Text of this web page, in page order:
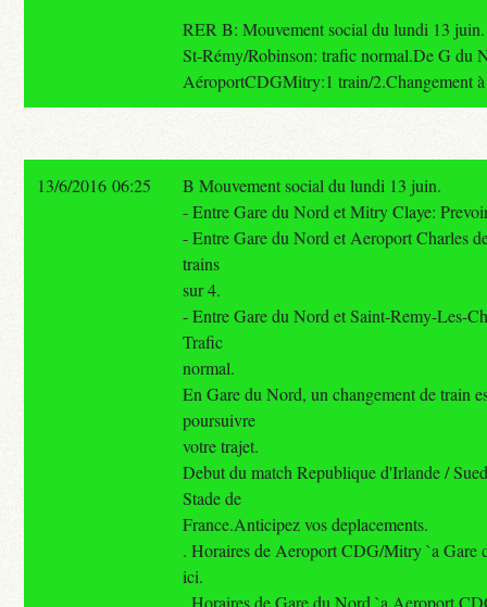
RER B: Mouvement social du lundi 13
St-Rémy/Robinson: trafic normal.De G du
AéroportCDGMitry:1 train/2.Changement
13/6/2016 06:25
B Mouvement social du lundi 13 juin.
- Entre Gare du Nord et Mitry Claye:
- Entre Gare du Nord et Aeroport Charles
trains
sur 4.
- Entre Gare du Nord et Saint-Remy-Les-
Trafic
normal.
En Gare du Nord, un changement de train
poursuivre
votre trajet.
Debut du match Republique d'Irlande /
Stade de
France.Anticipez vos deplacements.
. Horaires de Aeroport CDG/Mitry `a Gare
ici.
. Horaires de Gare du Nord `a Aeroport